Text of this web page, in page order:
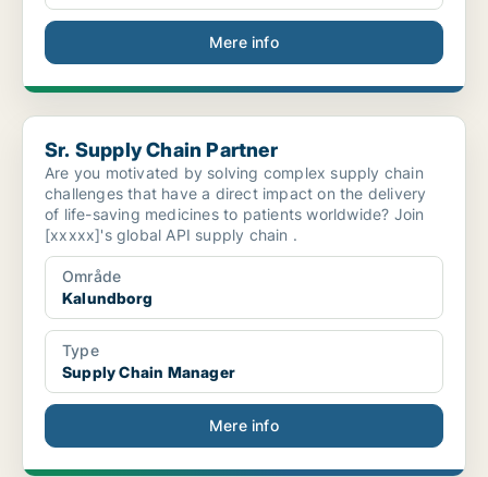
Mere info
Sr. Supply Chain Partner
Sr. Supply Chain Partner
Are you motivated by solving complex supply chain
challenges that have a direct impact on the delivery
of life-saving medicines to patients worldwide? Join
[xxxxx]'s global API supply chain .
Område
Kalundborg
Type
Supply Chain Manager
Mere info